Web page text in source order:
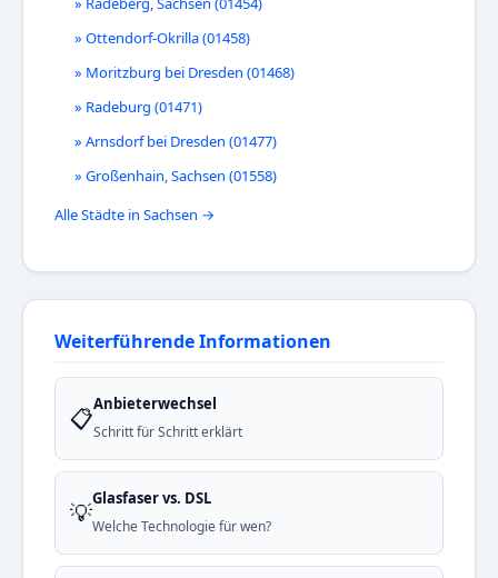
» Ottendorf-Okrilla (01458)
» Moritzburg bei Dresden (01468)
» Radeburg (01471)
» Arnsdorf bei Dresden (01477)
» Großenhain, Sachsen (01558)
Alle Städte in Sachsen →
Weiterführende Informationen
📋Anbieterwechsel
Schritt für Schritt erklärt
💡Glasfaser vs. DSL
Welche Technologie für wen?